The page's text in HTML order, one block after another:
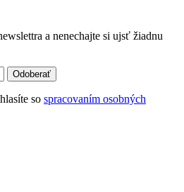
a nenechajte si ujsť žiadnu
Odoberať
so spracovaním osobných